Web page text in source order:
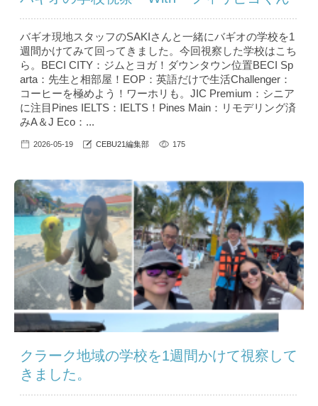
バギオ現地スタッフのSAKIさんと一緒にバギオの学校を1
週間かけてみて回ってきました。今回視察した学校はこち
ら。BECI CITY：ジムとヨガ！ダウンタウン位置BECI Sp
arta：先生と相部屋！EOP：英語だけで生活Challenger：
コーヒーを極めよう！ワーホリも。JIC Premium：シニア
に注目Pines IELTS：IELTS！Pines Main：リモデリング済
みA＆J Eco：...
2026-05-19 CEBU21編集部 175
クラーク地域の学校を1週間かけて視察して
きました。